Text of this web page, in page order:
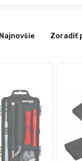
Najnovšie Zoradiť